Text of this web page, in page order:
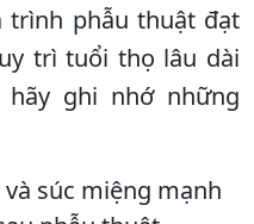
trình phẫu thuật đạt
trì tuổi thọ lâu dài
ghi nhớ những
súc miệng mạnh